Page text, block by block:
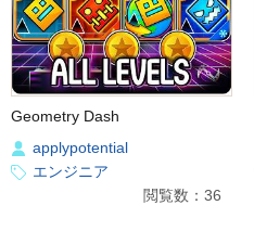
Geometry Dash
applypotential
エンジニア
閲覧数：36